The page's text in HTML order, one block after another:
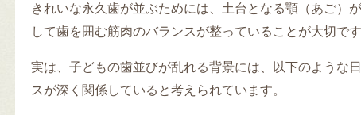
きれいな永久歯が並ぶためには、土台となる顎（あご）
して歯を囲む筋肉のバランスが整っていることが大切です
実は、子どもの歯並びが乱れる背景には、以下のような
スが深く関係していると考えられています。